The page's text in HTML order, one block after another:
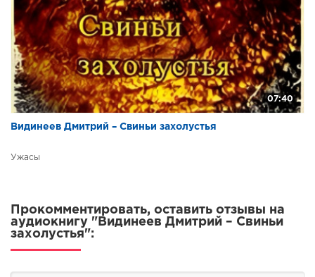
07:40
Видинеев Дмитрий – Свиньи захолустья
Ужасы
Прокомментировать, оставить отзывы на
аудиокнигу "Видинеев Дмитрий – Свиньи
захолустья":